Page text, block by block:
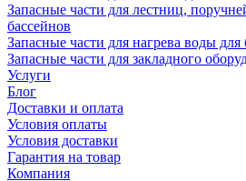
Запасные части для лестниц,
бассейнов
Запасные части для нагрева воды для
Запасные части для закладного
Услуги
Блог
Доставки и оплата
Условия оплаты
Условия доставки
Гарантия на товар
Компания